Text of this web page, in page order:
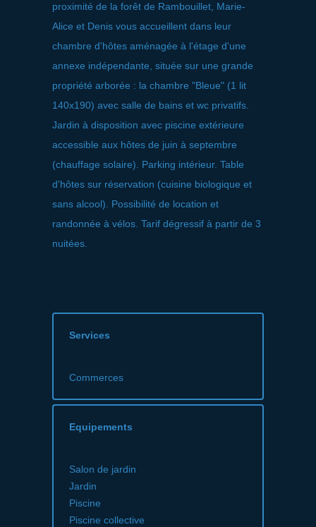
proximité de la forêt de Rambouillet, Marie-
Alice et Denis vous accueillent dans leur
chambre d'hôtes aménagée à l'étage d'une
annexe indépendante, située sur une grande
propriété arborée : la chambre "Bleue" (1 lit
140x190) avec salle de bains et wc privatifs.
Jardin à disposition avec piscine extérieure
accessible aux hôtes de juin à septembre
(chauffage solaire). Parking intérieur. Table
d'hôtes sur réservation (cuisine biologique et
sans alcool). Possibilité de location et
randonnée à vélos. Tarif dégressif à partir de 3
nuitées.
Services
Commerces
Equipements
Salon de jardin
Jardin
Piscine
Piscine collective